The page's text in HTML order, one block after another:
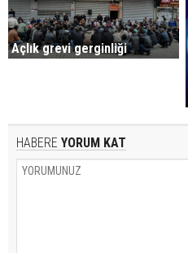
Açlık grevi gerginliği
HABERE YORUM KAT